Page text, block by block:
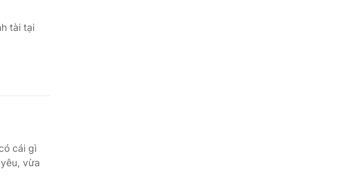
tài tại
cái gì
vừa